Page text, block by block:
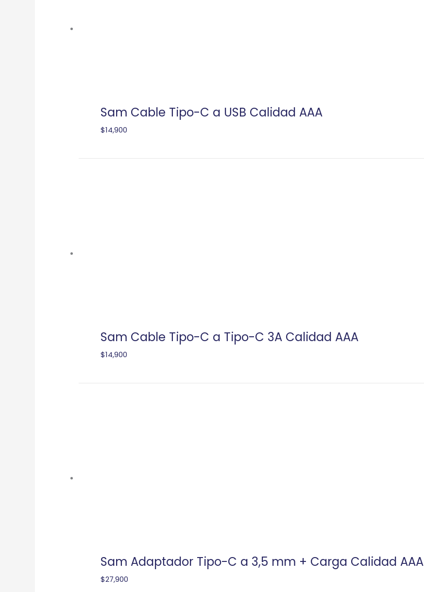
Sam Cable Tipo-C a USB Calidad AAA
$14,900
Sam Cable Tipo-C a Tipo-C 3A Calidad AAA
$14,900
Sam Adaptador Tipo-C a 3,5 mm + Carga Calidad AAA
$27,900